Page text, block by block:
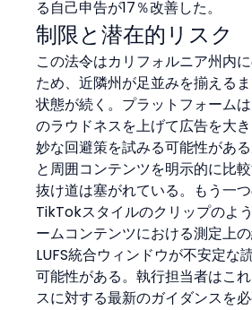
る自己申告が17％改善した。
制限と潜在的リスク
この法令はカリフォルニア州内
ため、近隣州が足並みを揃える
状態が続く。プラットフォーム
のラウドネスを上げて広告を大
妙な回避策を試みる可能性があ
と周囲コンテンツを明示的に比
抜け道は塞がれている。もう一つ
TikTokスタイルのクリップのよ
ームコンテンツにおける測定上の
LUFS統合ウィンドウが不安定な
可能性がある。執行担当者はこ
スに対する最新のガイダンスを